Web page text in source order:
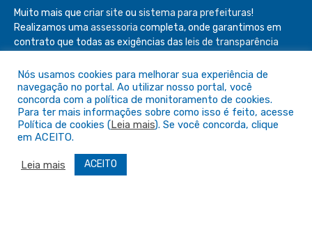
Muito mais que criar site ou sistema para prefeituras!
Realizamos uma assessoria completa, onde garantimos em
contrato que todas as exigências das leis de transparência
Conheça oPNTPe oRadar da Transparência Pública
Todos os direitos reservados a Câmara de São Félix do Araguaia
Nós usamos cookies para melhorar sua experiência de
navegação no portal. Ao utilizar nosso portal, você
concorda com a política de monitoramento de cookies.
Para ter mais informações sobre como isso é feito, acesse
Política de cookies (Leia mais). Se você concorda, clique
em ACEITO.
Leia mais ACEITO